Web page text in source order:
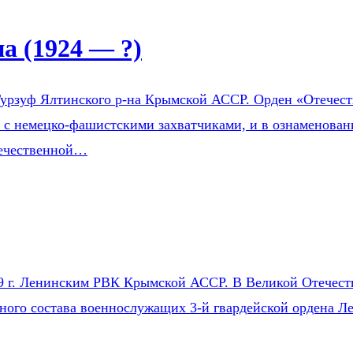
(1924 — ?)
Ялтинского р-на Крымской АССР. Орден
немецко-фашистскими захватчиками, и в
Ленинским РВК Крымской АССР. В Великой
состава военнослужащих 3-й гвардейской